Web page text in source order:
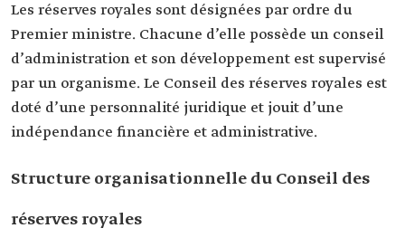
Les réserves royales sont désignées par ordre du
Premier ministre. Chacune d’elle possède un conseil
d’administration et son développement est supervisé
par un organisme. Le Conseil des réserves royales est
doté d’une personnalité juridique et jouit d’une
indépendance financière et administrative.
Structure organisationnelle du Conseil des
réserves royales